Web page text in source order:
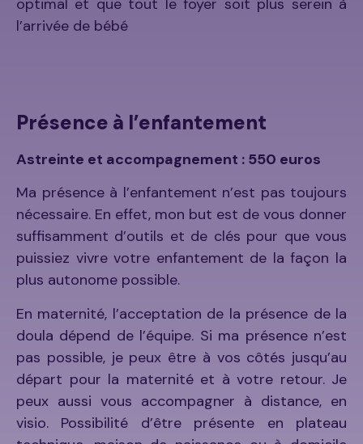
l’arrivée de bébé
Présence à l’enfantement
Astreinte et accompagnement : 550 euros
Ma présence à l’enfantement n’est pas toujours
nécessaire. En effet, mon but est de vous donner
suffisamment d’outils et de clés pour que vous
puissiez vivre votre enfantement de la façon la
plus autonome possible.
En maternité, l’acceptation de la présence de la
doula dépend de l’équipe. Si ma présence n’est
pas possible, je peux être à vos côtés jusqu’au
départ pour la maternité et à votre retour. Je
peux aussi vous accompagner à distance, en
visio. Possibilité d’être présente en plateau